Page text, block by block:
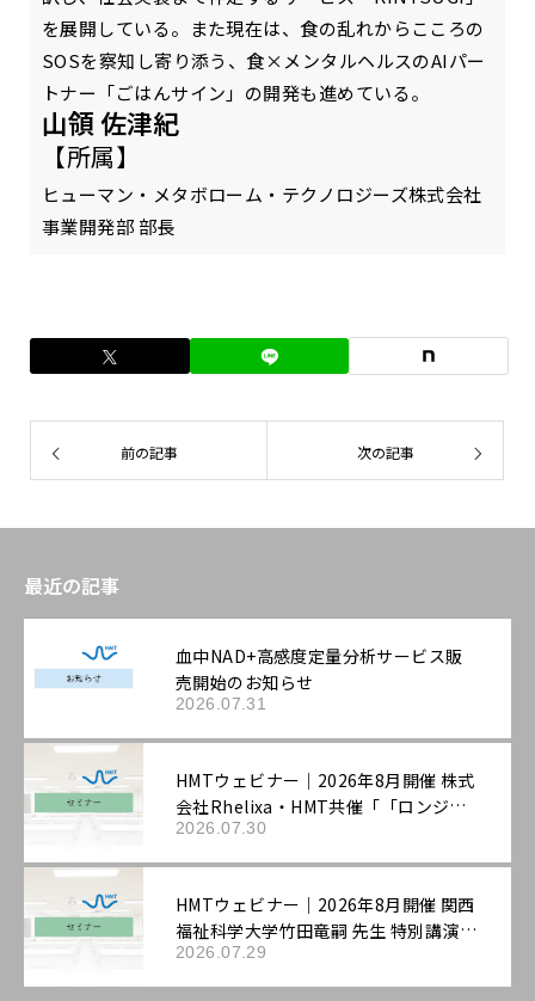
を展開している。また現在は、食の乱れからこころの
SOSを察知し寄り添う、食×メンタルヘルスのAIパー
トナー「ごはんサイン」の開発も進めている。
山領 佐津紀
【所属】
ヒューマン・メタボローム・テクノロジーズ株式会社
事業開発部 部長
前の記事 次の記事
最近の記事
血中NAD+高感度定量分析サービス販
売開始のお知らせ
2026.07.31
HMTウェビナー｜2026年8月開催 株式
会社Rhelixa・HMT共催「「ロンジェ
ビティ」を科学する：最先端の抗老化
評価戦略」
2026.07.30
HMTウェビナー｜2026年8月開催 関西
福祉科学大学竹田竜嗣 先生 特別講演
「第3回機能性表示ラボ：ロンジェビテ
ィ市場の最新動向と「機能性表示食
2026.07.29